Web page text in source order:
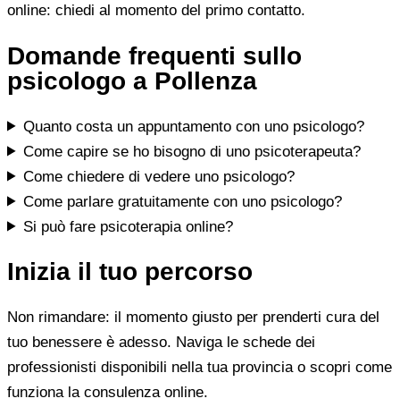
online: chiedi al momento del primo contatto.
Domande frequenti sullo
psicologo a Pollenza
Quanto costa un appuntamento con uno psicologo?
Come capire se ho bisogno di uno psicoterapeuta?
Come chiedere di vedere uno psicologo?
Come parlare gratuitamente con uno psicologo?
Si può fare psicoterapia online?
Inizia il tuo percorso
Non rimandare: il momento giusto per prenderti cura del
tuo benessere è adesso. Naviga le schede dei
professionisti disponibili nella tua provincia o scopri come
funziona la consulenza online.